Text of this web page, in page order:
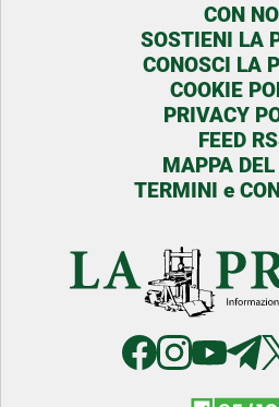
CON
SOSTIENI LA
CONOSCI LA
COOKIE
PRIVACY
FEED
MAPPA
TERMINI e